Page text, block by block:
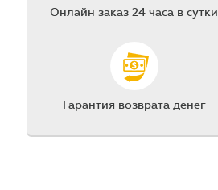
Онлайн заказ 24 часа в сутки
Гарантия возврата денег